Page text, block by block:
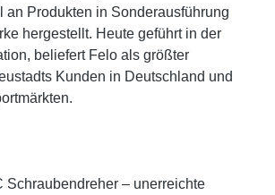
an Produkten in Sonderausführung
hergestellt. Heute geführt in der
beliefert Felo als größter
Kunden in Deutschland und
Schraubendreher – unerreichte